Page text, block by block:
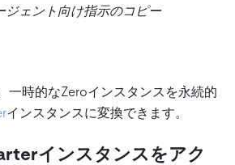
ジェント向け指示のコピー
一時的なZeroインスタンスを永続的
インスタンスに変換できます。
インスタンスをアク